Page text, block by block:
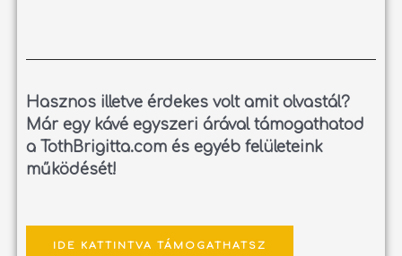
Hasznos illetve érdekes volt amit olvastál?
Már egy kávé egyszeri árával támogathatod
a TothBrigitta.com és egyéb felületeink
működését!
IDE KATTINTVA TÁMOGATHATSZ